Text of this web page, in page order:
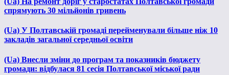
спрямують 30 мільйонів гривень
(Ua) У Полтавській громаді перейменували більше ніж 10
закладів загальної середньої освіти
(Ua) Внесли зміни до програм та показників бюджету
громади: відбулася 81 сесія Полтавської міської ради